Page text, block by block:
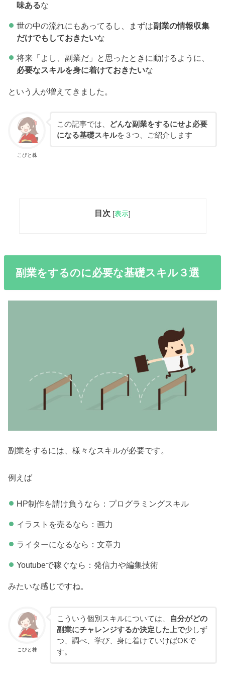
味あるな
世の中の流れにもあってるし、まずは副業の情報収集
だけでもしておきたいな
将来「よし、副業だ」と思ったときに動けるように、
必要なスキルを身に着けておきたいな
という人が増えてきました。
こびと株
この記事では、
どんな副業をするにせよ必要
になる基礎スキルを３つ、ご紹介します
目次 [表示]
副業をするのに必要な基礎スキル３選
副業をするには、様々なスキルが必要です。
例えば
HP制作を請け負うなら：プログラミングスキル
イラストを売るなら：画力
ライターになるなら：文章力
Youtubeで稼ぐなら：発信力や編集技術
みたいな感じですね。
こびと株
こういう個別スキルについては、
自分がどの
副業にチャレンジするか決定した上で少しず
つ、調べ、学び、身に着けていけばOKで
す。